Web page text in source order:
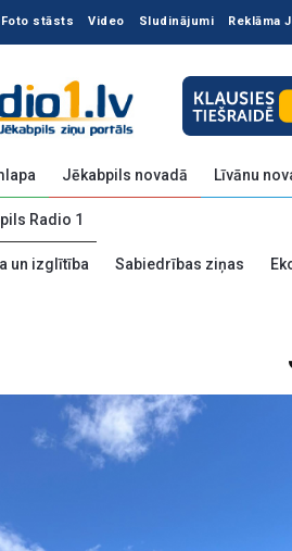
Foto stāsts Video Sludinājumi Reklāma
Jēkabpils novadā Līvānu
Radio 1
un izglītība Sabiedrības ziņas